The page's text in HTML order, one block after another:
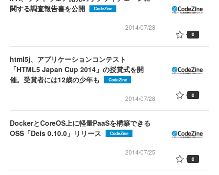
関する調査報告書を公開
CodeZine
2014/07/28
0
html5j、アプリケーションコンテスト
「HTML5 Japan Cup 2014」の授賞式を開
催。受賞者には12歳の少年も
CodeZine
2014/07/28 0
DockerとCoreOS上に軽量PaaSを構築できる
OSS「Deis 0.10.0」リリース
CodeZine
2014/07/25
0